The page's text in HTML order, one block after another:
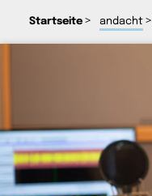
Startseite> andacht>